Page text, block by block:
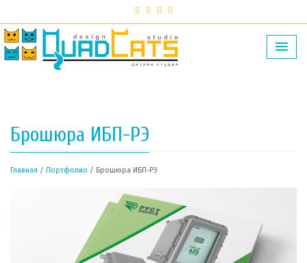
Брошюра ИБП-РЭ
Главная / Портфолио / Брошюра ИБП-РЭ